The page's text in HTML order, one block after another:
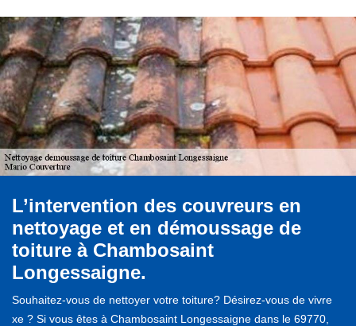
L’intervention des couvreurs en
nettoyage et en démoussage de
toiture à Chambosaint
Longessaigne.
Souhaitez-vous de nettoyer votre toiture? Désirez-vous de vivre
xe ? Si vous êtes à Chambosaint Longessaigne dans le 69770,